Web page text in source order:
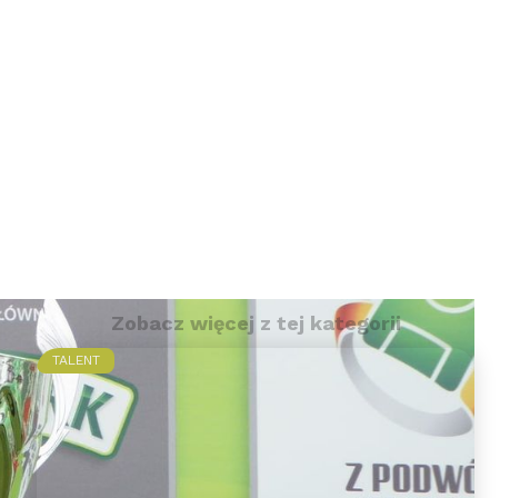
Zobacz więcej z tej kategorii
TALENT